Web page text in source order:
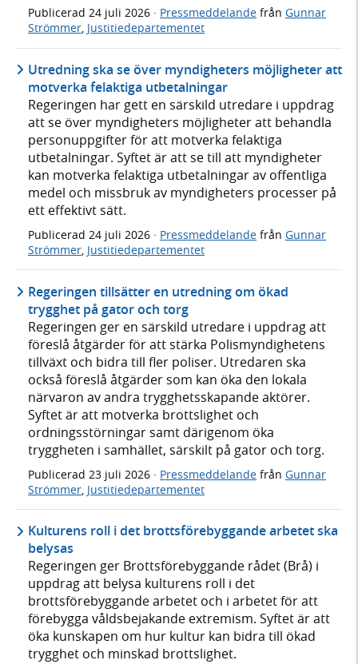
Publicerad 24 juli 2026 · Pressmeddelande från Gunnar
Strömmer, Justitiedepartementet
Utredning ska se över myndigheters möjligheter att
motverka felaktiga utbetalningar
Regeringen har gett en särskild utredare i uppdrag
att se över myndigheters möjligheter att behandla
personuppgifter för att motverka felaktiga
utbetalningar. Syftet är att se till att myndigheter
kan motverka felaktiga utbetalningar av offentliga
medel och missbruk av myndigheters processer på
ett effektivt sätt.
Publicerad 24 juli 2026 · Pressmeddelande från Gunnar
Strömmer, Justitiedepartementet
Regeringen tillsätter en utredning om ökad
trygghet på gator och torg
Regeringen ger en särskild utredare i uppdrag att
föreslå åtgärder för att stärka Polismyndighetens
tillväxt och bidra till fler poliser. Utredaren ska
också föreslå åtgärder som kan öka den lokala
närvaron av andra trygghetsskapande aktörer.
Syftet är att motverka brottslighet och
ordningsstörningar samt därigenom öka
tryggheten i samhället, särskilt på gator och torg.
Publicerad 23 juli 2026 · Pressmeddelande från Gunnar
Strömmer Justitiedepartementet
Kulturens roll i det brottsförebyggande arbetet ska
belysas
Regeringen ger Brottsförebyggande rådet (Brå) i
uppdrag att belysa kulturens roll i det
brottsförebyggande arbetet och i arbetet för att
förebygga våldsbejakande extremism. Syftet är att
öka kunskapen om hur kultur kan bidra till ökad
trygghet och minskad brottslighet.